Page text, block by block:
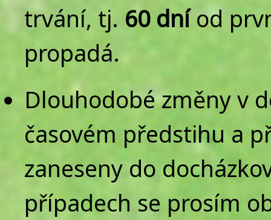
trvání, tj. 60 dníod
propadá.
Dlouhodobé změny v
časovém předstihu a
zaneseny do
případech se prosím